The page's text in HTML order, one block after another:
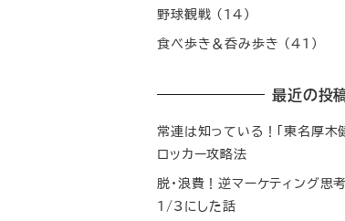
野球観戦 (14)
食べ歩き＆呑み歩き (41)
最近の投
常連は知っている！「東名厚木
ロッカー攻略法
脱・浪費！逆マーケティング思
1/3にした話